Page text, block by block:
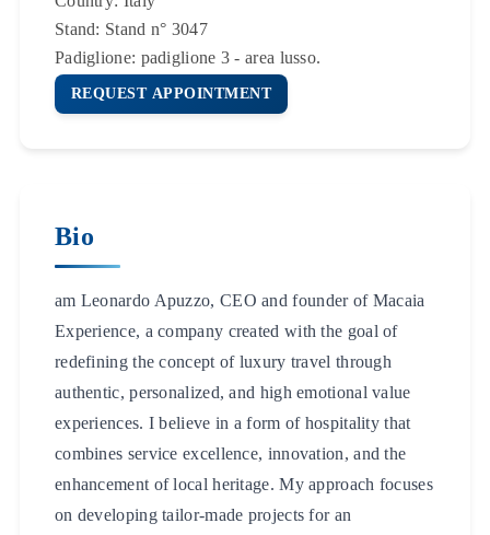
Stand: Stand n° 3047
Padiglione: padiglione 3 - area lusso.
REQUEST APPOINTMENT
Bio
am Leonardo Apuzzo, CEO and founder of Macaia
Experience, a company created with the goal of
redefining the concept of luxury travel through
authentic, personalized, and high emotional value
experiences. I believe in a form of hospitality that
combines service excellence, innovation, and the
enhancement of local heritage. My approach focuses
on developing tailor-made projects for an